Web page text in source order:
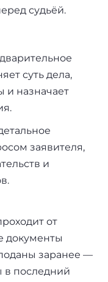
судьёй.
суть дела,
и назначает
заявителя,
и
от
документы
заранее —
в последний